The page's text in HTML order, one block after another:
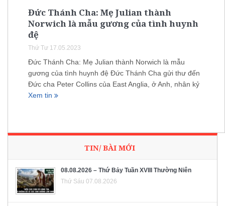
Đức Thánh Cha: Mẹ Julian thành
Norwich là mẫu gương của tình huynh
đệ
Thứ Tư 17.05.2023
Đức Thánh Cha: Mẹ Julian thành Norwich là mẫu
gương của tình huynh đệ Đức Thánh Cha gửi thư đến
Đức cha Peter Collins của East Anglia, ở Anh, nhân kỷ
Xem tin
TIN/ BÀI MỚI
08.08.2026 – Thứ Bảy Tuần XVIII Thường Niên
Thứ Sáu 07.08.2026